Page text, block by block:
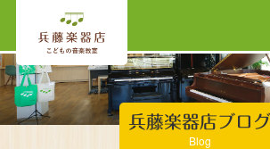
兵藤楽器店ブログ
Blog